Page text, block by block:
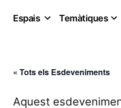
Espais Temàtiques
« Tots els Esdeveniments
Aquest